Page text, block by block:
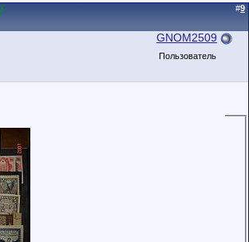
#9
GNOM2509
Пользователь